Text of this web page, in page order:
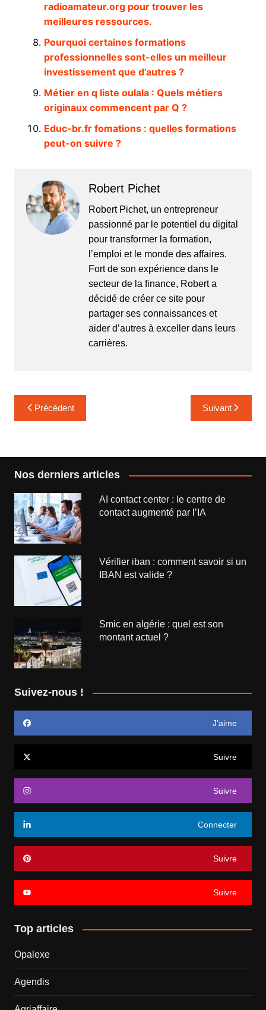
radioamateur.org pour trouver les
meilleures ressources.
Pourquoi certaines formations
professionnelles sont-elles un meilleur
investissement que d’autres ?
Métier en q liste oulala : Quels métiers
originaux commencent par Q ?
Educ-br.fr fomations : quelles formations
peut-on suivre ?
Robert Pichet
Robert Pichet, un entrepreneur
passionné par le potentiel du digital
pour transformer la formation,
l’emploi et le monde des affaires.
Fort de son expérience dans le
secteur de la finance, Robert a
décidé de créer ce site pour
partager ses connaissances et
aider d’autres à exceller dans leurs
carrières.
Navigation
de
Précédent Suivant
Nos derniers articles
AI contact center : le centre de
contact augmenté par l’IA
Vérifier iban : comment savoir si un
IBAN est valide ?
Smic en algérie : quel est son
montant actuel ?
Suivez-nous !
J’aime
Suivre
Suivre
Connecter
Suivre
Suivre
Top articles
Opalexe
Agendis